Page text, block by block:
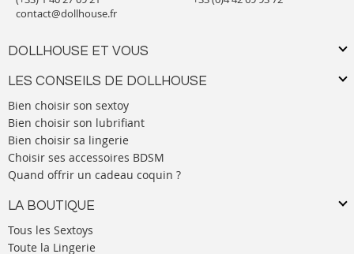
contact@dollhouse.fr
DOLLHOUSE ET VOUS
LES CONSEILS DE DOLLHOUSE
Bien choisir son sextoy
Bien choisir son lubrifiant
Bien choisir sa lingerie
Choisir ses accessoires BDSM
Quand offrir un cadeau coquin ?
LA BOUTIQUE
Tous les Sextoys
Toute la Lingerie